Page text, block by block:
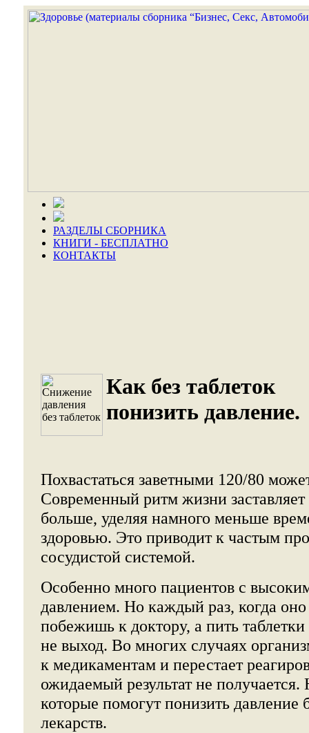
РАЗДЕЛЫ СБОРНИКА
КНИГИ - БЕСПЛАТНО
КОНТАКТЫ
Как без таблеток
понизить давление.
Похвастаться заветными 120/80
Современный ритм жизни заставляет
больше, уделяя намного меньше
здоровью. Это приводит к частым
сосудистой системой.
Особенно много пациентов с
давлением. Но каждый раз, когда
побежишь к доктору, а пить
не выход. Во многих случаях
к медикаментам и перестает
ожидаемый результат не
которые помогут понизить давление
лекарств.